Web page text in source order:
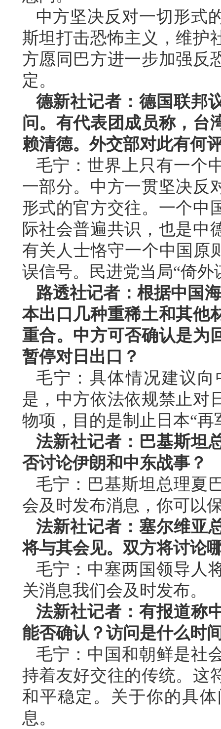
中方坚决反对一切形式
斯坦打击恐怖主义，维护
方愿同巴方进一步加强反
定。
德新社记者：德国联邦
问。有代表团成员称，台
赖清德。外交部对此有何
毛宁：世界上只有一个
一部分。中方一贯坚决反
形式的官方交往。一个中
际社会普遍共识，也是中
有关人士恪守一个中国原
误信号。民进党当局“倚外
路透社记者：根据中国
本出口几种重稀土和其他
重合。中方可否确认是为
暂停对日出口？
毛宁：具体情况建议
是，中方依法依规禁止对
物项，目的是制止日本“再
法新社记者：巴基斯坦
否讨论伊朗和中东战事？
毛宁：巴基斯坦总理夏
会及时发布消息，你可以
法新社记者：塞尔维亚
将与其会见。双方将讨论
毛宁：中塞两国领导人
关消息我们会及时发布。
法新社记者：有报道称
能否确认？访问是什么时
毛宁：中国和朝鲜是社
持着友好交往的传统。这
和平稳定。关于你的具
息。